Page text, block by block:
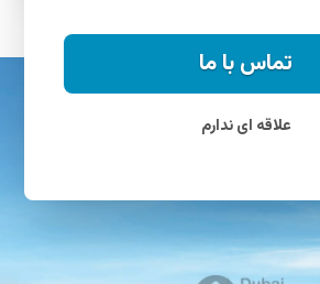
تماس با ما
علاقه ای ندارم